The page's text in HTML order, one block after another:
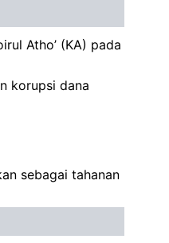
Atho’ (KA) pada
korupsi dana
sebagai tahanan